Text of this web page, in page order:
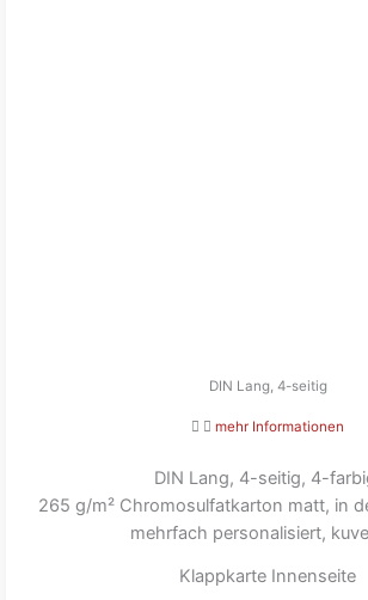
DIN Lang, 4-seitig
mehr Informationen
DIN Lang, 4-seitig, 4-
265 g/m² Chromosulfatkarton matt, in
mehrfach personalisiert,
Klappkarte Innenseite